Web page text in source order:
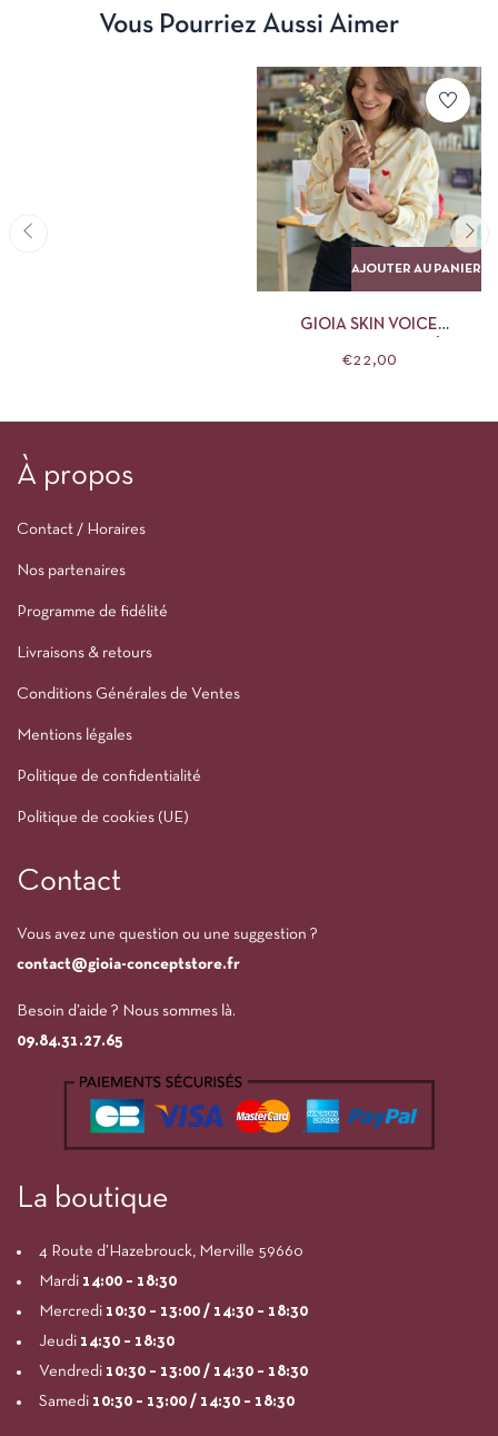
Vous Pourriez Aussi Aimer
AJOUTER AU PANIER
GIOIA SKIN VOICE
DISTANCE)
€22,00
À propos
Contact / Horaires
Nos partenaires
Programme de fidélité
Livraisons & retours
Conditions Générales de Ventes
Mentions légales
Politique de confidentialité
Politique de cookies (UE)
Contact
Vous avez une question ou une suggestion ?
contact@gioia-conceptstore.fr
Besoin d’aide ? Nous sommes là.
09.84.31.27.65
La boutique
4 Route d’Hazebrouck, Merville 59660
Mardi 14:00 – 18:30
Mercredi 10:30 – 13:00 / 14:30 – 18:30
Jeudi 14:30 – 18:30
Vendredi 10:30 – 13:00 / 14:30 – 18:30
Samedi 10:30 – 13:00 / 14:30 – 18:30